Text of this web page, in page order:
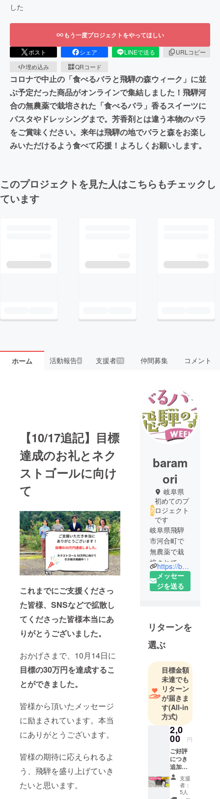
した
もう一度プロジェクトをやってほしい
ポスト シェア LINEで送る
URLコピー
埋め込み
QRコード
コロナで中止の「食べるバラと飛騨の森ウィーク」に並
ぶ予定だった商品がオンラインで集結しました！飛騨河
合の無農薬で栽培された「食べるバラ」香るスイーツに
パスタやドレッシングまで。芳香剤とは違う本物のバラ
をご賞味ください。来年は飛騨の地でバラと森をお楽し
みいただけるよう食べて応援！よろしくお願いします。
このプロジェクトを見た人はこちらもチェックし
ています
ホーム 活動報告4 支援者75 仲間募集 コメント
【10/17追記】目標
達成のお礼とネク
ストゴールに向け
て
これまでにご支援くださっ
た皆様、SNSなどで拡散し
てくださった皆様本当にあ
りがとうございました。
おかげさまで、10月14日に
目標の30万円を達成するこ
とができました。
皆様から頂いたメッセージ
に励まされています。本当
にありがとうございます。
皆様の期待に応えられるよ
う、飛騨を盛り上げていき
たいと思います。
baram
ori
岐阜県
初めてのプ
ロジェクト
です
岐阜県飛騨
市河合町で
無農薬で栽
培されてい
る「食べる
バラ」を
ています。
地元プラス
関係人口、
主婦、農
家、会社役
員など色々
な職種のメ
ンバーを巻
き込みなが
ら立ち上
がった実行
委員会で
初企画のイ
ベントがコ
ロナで中止
https://baramori-hida.jimdosite.com
メッセー
ジを送る
リターンを
選ぶ
目標金額
未達でも
リターン
が届きま
す(All-in
方式)
2,0
00 円
ご好評
につき
追加し
まし
た！
【河
支援
者：
5人